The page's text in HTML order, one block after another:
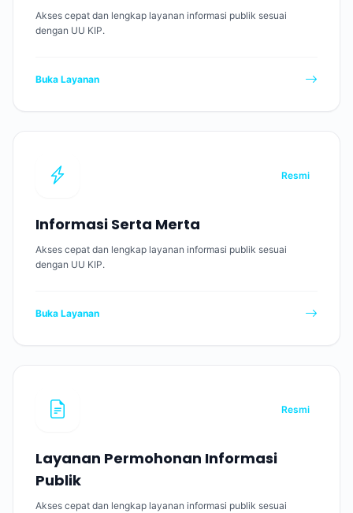
Akses cepat dan lengkap layanan informasi publik sesuai
dengan UU KIP.
Buka Layanan
Resmi
Informasi Serta Merta
Akses cepat dan lengkap layanan informasi publik sesuai
dengan UU KIP.
Buka Layanan
Resmi
Layanan Permohonan Informasi
Publik
Akses cepat dan lengkap layanan informasi publik sesuai